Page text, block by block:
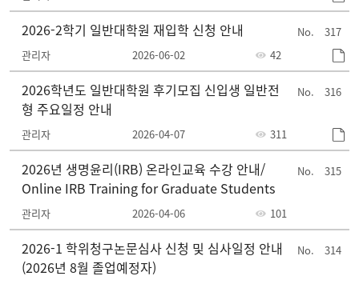
317
2026-2학기 일반대학원 재입학 신청 안내
관리자 2026-06-02 42
316
2026학년도 일반대학원 후기모집 신입생 일반전
형 주요일정 안내
관리자 2026-04-07 311
315
2026년 생명윤리(IRB) 온라인교육 수강 안내/
Online IRB Training for Graduate Students
관리자 2026-04-06 101
314
2026-1 학위청구논문심사 신청 및 심사일정 안내
(2026년 8월 졸업예정자)